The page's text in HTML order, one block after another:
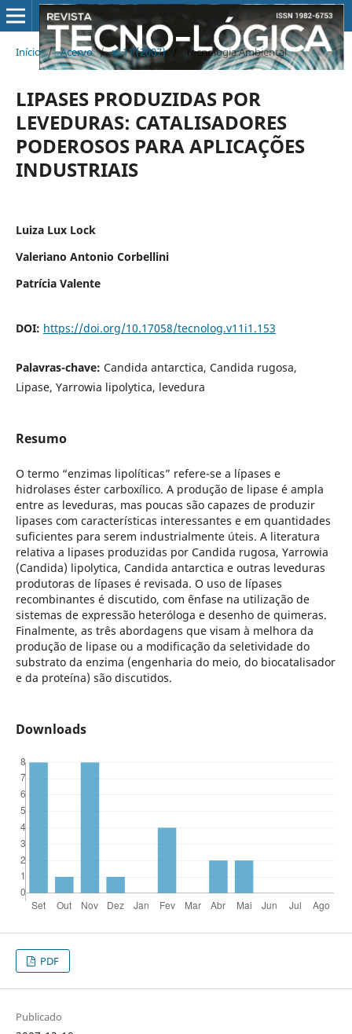
Início / Acervo / v. 11 (2007) Tecnologia Ambiental
LIPASES PRODUZIDAS POR
LEVEDURAS: CATALISADORES
PODEROSOS PARA APLICAÇÕES
INDUSTRIAIS
Luiza Lux Lock
Valeriano Antonio Corbellini
Patrícia Valente
DOI: https://doi.org/10.17058/tecnolog.v11i1.153
Palavras-chave: Candida antarctica, Candida rugosa,
Lipase, Yarrowia lipolytica, levedura
Resumo
O termo “enzimas lipolíticas” refere-se a lípases e
hidrolases éster carboxílico. A produção de lipase é ampla
entre as leveduras, mas poucas são capazes de produzir
lipases com características interessantes e em quantidades
suficientes para serem industrialmente úteis. A literatura
relativa a lipases produzidas por Candida rugosa, Yarrowia
(Candida) lipolytica, Candida antarctica e outras leveduras
produtoras de lípases é revisada. O uso de lípases
recombinantes é discutido, com ênfase na utilização de
sistemas de expressão heteróloga e desenho de quimeras.
Finalmente, as três abordagens que visam à melhora da
produção de lipase ou a modificação da seletividade do
substrato da enzima (engenharia do meio, do biocatalisador
e da proteína) são discutidos.
Downloads
PDF
Publicado